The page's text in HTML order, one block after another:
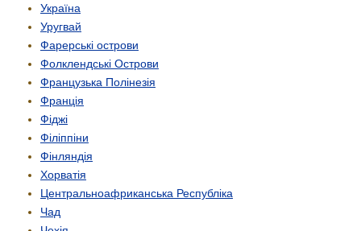
Україна
Уругвай
Фарерські острови
Фолклендські Острови
Французька Полінезія
Франція
Фіджі
Філіппіни
Фінляндія
Хорватія
Центрально­африканська Республіка
Чад